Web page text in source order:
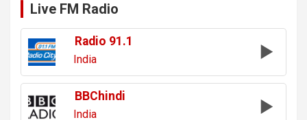
Live FM Radio
Radio 91.1
India
BBChindi
India